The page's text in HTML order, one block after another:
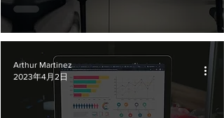
Arthur Martinez
2023年4月2日